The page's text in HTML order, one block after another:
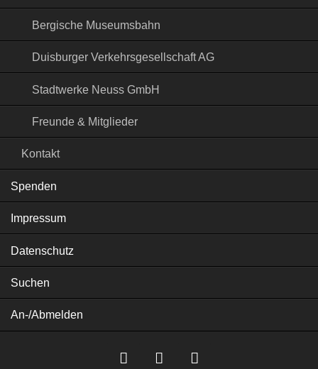
Bergische Museumsbahn
Duisburger Verkehrsgesellschaft AG
Stadtwerke Neuss GmbH
Freunde & Mitglieder
Kontakt
Spenden
Impressum
Datenschutz
Suchen
An-/Abmelden